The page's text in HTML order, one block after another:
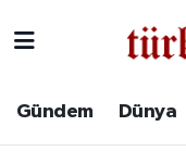
Gündem Dünya